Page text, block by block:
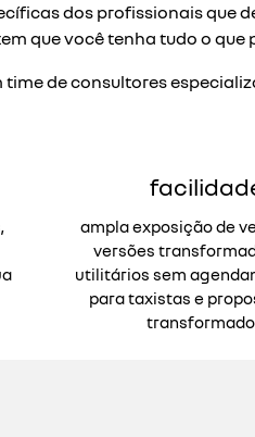
dos profissionais que
que você tenha tudo o
de consultores
ampla exposição de
versões
utilitários sem
para taxistas e